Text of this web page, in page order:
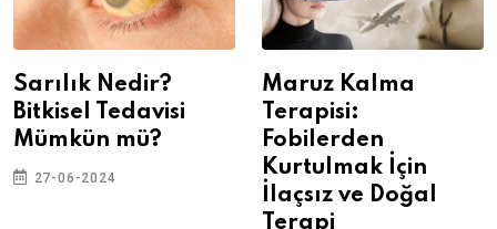
Sarılık Nedir?
Bitkisel Tedavisi
Mümkün mü?
27-06-2024
Maruz Kalma
Terapisi:
Fobilerden
Kurtulmak İçin
İlaçsız ve Doğal
Terapi